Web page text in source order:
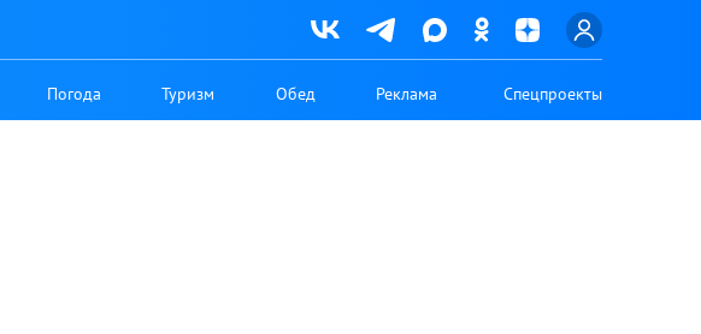
Погода Туризм Обед Реклама Спецпроекты